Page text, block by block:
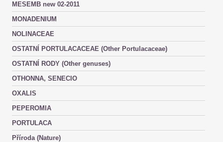
MESEMB new 02-2011
MONADENIUM
NOLINACEAE
OSTATNÍ PORTULACACEAE (Other Portulacaceae)
OSTATNÍ RODY (Other genuses)
OTHONNA, SENECIO
OXALIS
PEPEROMIA
PORTULACA
Příroda (Nature)